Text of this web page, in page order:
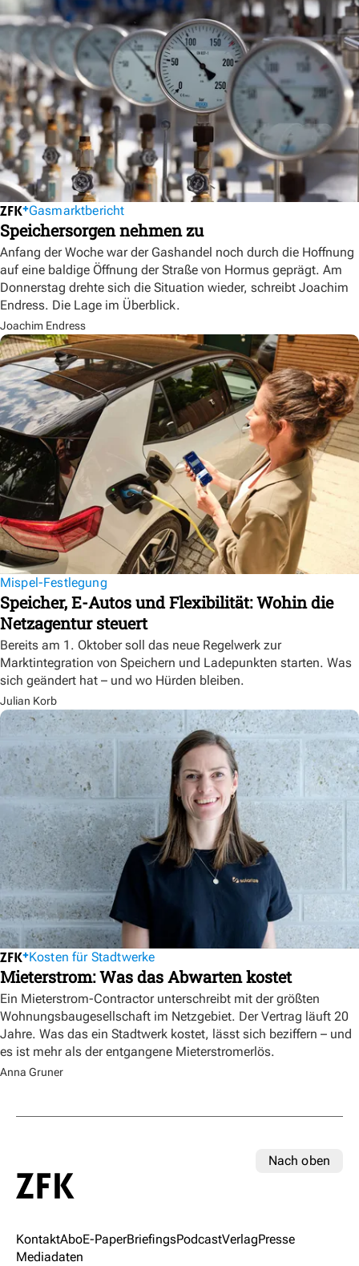
Gasmarktbericht
Speichersorgen nehmen zu
Anfang der Woche war der Gashandel noch durch die Hoffnung
auf eine baldige Öffnung der Straße von Hormus geprägt. Am
Donnerstag drehte sich die Situation wieder, schreibt Joachim
Endress. Die Lage im Überblick.
Joachim Endress
Mispel-Festlegung
Speicher, E-Autos und Flexibilität: Wohin die
Netzagentur steuert
Bereits am 1. Oktober soll das neue Regelwerk zur
Marktintegration von Speichern und Ladepunkten starten. Was
sich geändert hat – und wo Hürden bleiben.
Julian Korb
Kosten für Stadtwerke
Mieterstrom: Was das Abwarten kostet
Ein Mieterstrom-Contractor unterschreibt mit der größten
Wohnungsbaugesellschaft im Netzgebiet. Der Vertrag läuft 20
Jahre. Was das ein Stadtwerk kostet, lässt sich beziffern – und
es ist mehr als der entgangene Mieterstromerlös.
Anna Gruner
Nach oben
KontaktAboE-PaperBriefingsPodcastVerlagPresse
Mediadaten